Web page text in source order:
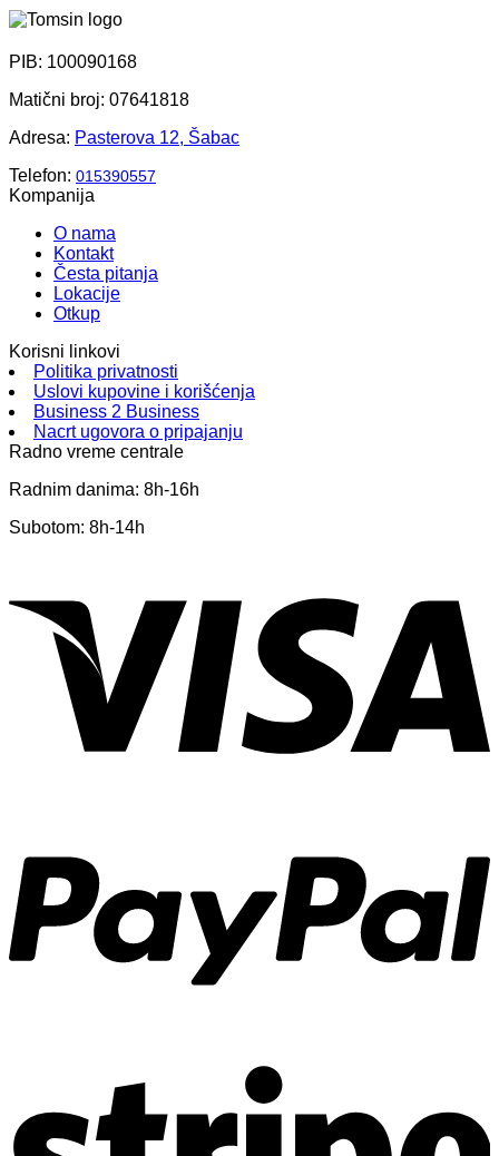
PIB: 100090168
Matični broj: 07641818
Adresa: Pasterova 12, Šabac
Telefon: 015390557
Kompanija
O nama
Kontakt
Česta pitanja
Lokacije
Otkup
Korisni linkovi
Politika privatnosti
Uslovi kupovine i korišćenja
Business 2 Business
Nacrt ugovora o pripajanju
Radno vreme centrale
Radnim danima: 8h-16h
Subotom: 8h-14h